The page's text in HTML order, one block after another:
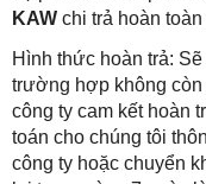
KAW chi trả hoàn
Hình thức hoàn trả:
trường hợp không còn
công ty cam kết hoàn
toán cho chúng tôi
công ty hoặc chuyển